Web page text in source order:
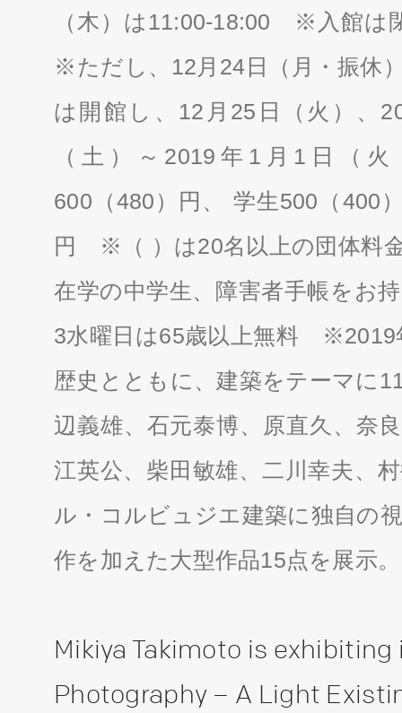
（木）は11:00-18:00 ※入館
※ただし、12月24日（月・振休
は開館し、12月25日（火）、
（土）～2019年1月1日
600（480）円、 学生500（400
円 ※（ ）は20名以上の団体料
在学の中学生、障害者手帳を
3水曜日は65歳以上無料 ※2019
歴史とともに、建築をテーマに
辺義雄、石元泰博、原直久、奈
江英公、柴田敏雄、二川幸夫、
ル・コルビュジエ建築に独自の
作を加えた大型作品15点を展示。
Mikiya Takimoto is
Photography – A Light